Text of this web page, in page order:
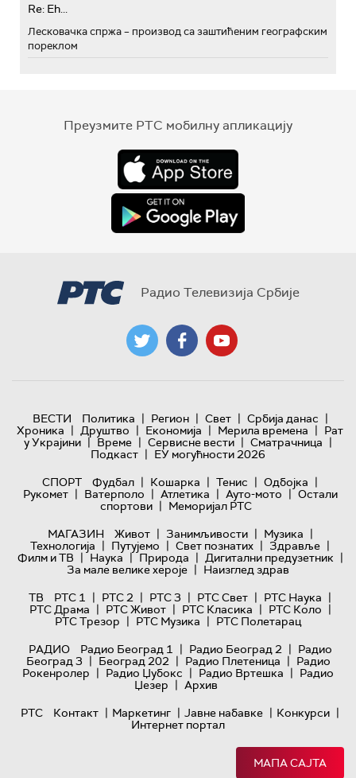
Re: Eh...
Лесковачка спржа – производ са заштићеним географским
пореклом
Преузмите РТС мобилну апликацију
Радио Телевизија Србије
ВЕСТИ Политика | Регион | Свет | Србија данас |
Хроника | Друштво | Економија | Мерила времена | Рат
у Украјини | Време | Сервисне вести | Сматрачница |
Подкаст | ЕУ могућности 2026
СПОРТ
Фудбал | Кошарка | Тенис | Одбојка |
Рукомет | Ватерполо | Атлетика | Ауто-мото | Остали
спортови | Меморијал РТС
МАГАЗИН
Живот | Занимљивости | Музика |
Технологијa | Путујемо | Свет познатих | Здравље |
Филм и ТВ | Наука | Природа | Дигитални предузетник |
За мале велике хероје | Наизглед здрав
ТВ
РТС 1 | РТС 2 | РТС 3 | РТС Свет | РТС Наука |
РТС Драма | РТС Живот | РТС Класика | РТС Коло |
РТС Трезор | РТС Музика | РТС Полетарац
РАДИО
Радио Београд 1 | Радио Београд 2 | Радио
Београд 3 | Београд 202 | Радио Плетеница | Радио
Рокенролер | Радио Џубокс | Радио Вртешка | Радио
Џезер | Архив
РТС
Контакт | Маркетинг | Јавне набавке | Конкурси |
Интернет портал
МАПА САЈТА